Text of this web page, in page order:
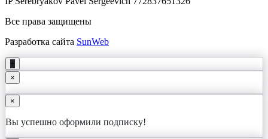
Все права защищены
Разработка сайта SunWeb
+
×
×
Вы успешно оформили подписку!